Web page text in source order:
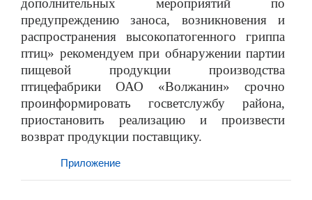
дополнительных мероприятий по
предупреждению заноса, возникновения и
распространения высокопатогенного гриппа
птиц» рекомендуем при обнаружении партии
пищевой продукции производства
птицефабрики ОАО «Волжанин» срочно
проинформировать госветслужбу района,
приостановить реализацию и произвести
возврат продукции поставщику.
Приложение